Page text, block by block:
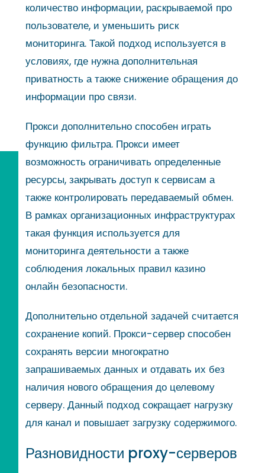
количество информации, раскрываемой про
пользователе, и уменьшить риск
мониторинга. Такой подход используется в
условиях, где нужна дополнительная
приватность а также снижение обращения до
информации про связи.
Прокси дополнительно способен играть
функцию фильтра. Прокси имеет
возможность ограничивать определенные
ресурсы, закрывать доступ к сервисам а
также контролировать передаваемый обмен.
В рамках организационных инфраструктурах
такая функция используется для
мониторинга деятельности а также
соблюдения локальных правил казино
онлайн безопасности.
Дополнительно отдельной задачей считается
сохранение копий. Прокси-сервер способен
сохранять версии многократно
запрашиваемых данных и отдавать их без
наличия нового обращения до целевому
серверу. Данный подход сокращает нагрузку
для канал и повышает загрузку содержимого.
Разновидности proxy-серверов